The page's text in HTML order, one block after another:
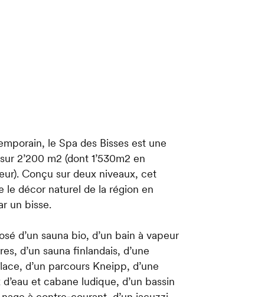
le Spa des Bisses est une
2’200 m2 (dont 1’530m2 en
Conçu sur deux niveaux, cet
le décor naturel de la région en
un bisse.
d’un sauna bio, d’un bain à vapeur
d’un sauna finlandais, d’une
d’un parcours Kneipp, d’une
et cabane ludique, d’un bassin